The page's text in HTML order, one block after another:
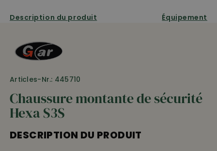
Description du produit Équipement
Articles-Nr.: 445710
Chaussure montante de sécurité
Hexa S3S
DESCRIPTION DU PRODUIT